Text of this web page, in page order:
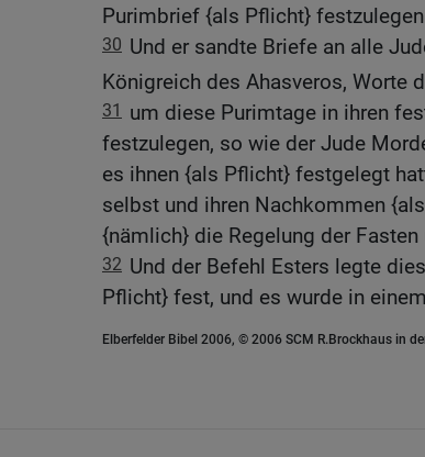
Purimbrief {als Pflicht}
30 Und er sandte Briefe an alle
Königreich des Ahasveros, Worte
31
um diese Purimtage in ihren
festzulegen, so wie der Jude
es ihnen {als Pflicht} festgelegt
selbst und ihren Nachkommen
{nämlich} die Regelung der Fasten
32 Und der Befehl Esters legte
Pflicht} fest, und es wurde in
Elberfelder Bibel 2006, © 2006 SCM R.Brockhaus in